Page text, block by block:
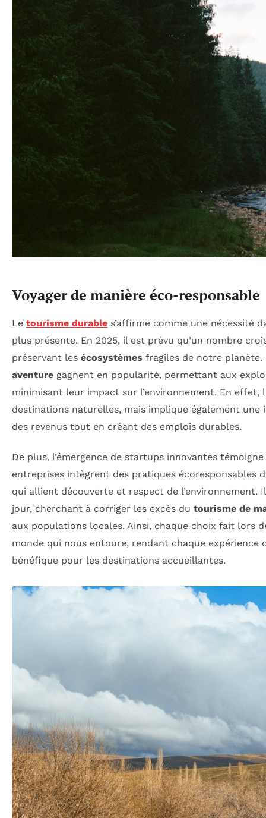
Voyager de manière éco-responsable
Le tourisme durable s’affirme comme une nécessité
plus présente. En 2025, il est prévu qu’un nombre
préservant les écosystèmes fragiles de notre
aventure gagnent en popularité, permettant aux
minimisant leur impact sur l’environnement. En
destinations naturelles, mais implique également
des revenus tout en créant des emplois durables.
De plus, l’émergence de startups innovantes
entreprises intègrent des pratiques écoresponsables
qui allient découverte et respect de
jour, cherchant à corriger les excès du tourisme de
aux populations locales. Ainsi, chaque choix fait lors
monde qui nous entoure, rendant chaque expérience
bénéfique pour les destinations accueillantes.